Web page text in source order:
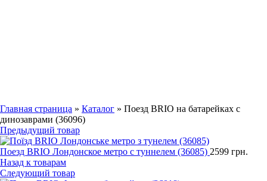
Главная страница » Каталог » Поезд BRIO на батарейках с
динозаврами (36096)
Предыдущий товар
Поезд BRIO Лондонское метро с туннелем (36085) 2599 грн.
Назад к товарам
Следующий товар